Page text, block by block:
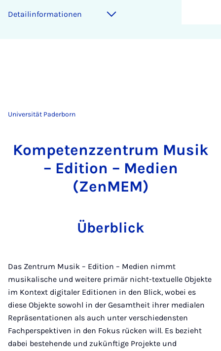
Detailinformationen
Universität Paderborn
Kompetenzzentrum Musik
– Edition – Medien
(ZenMEM)
Überblick
Das Zentrum Musik – Edition – Medien nimmt
musikalische und weitere primär nicht-textuelle Objekte
im Kontext digitaler Editionen in den Blick, wobei es
diese Objekte sowohl in der Gesamtheit ihrer medialen
Repräsentationen als auch unter verschiedensten
Fachperspektiven in den Fokus rücken will. Es bezieht
dabei bestehende und zukünftige Projekte und